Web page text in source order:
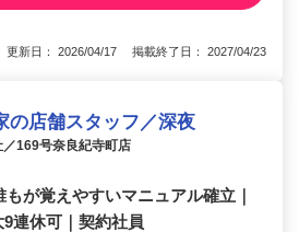
更新日： 2026/04/17 掲載終了日： 2027/04/23
の店舗スタッフ／深夜
169号奈良紀寺町店
もが覚えやすいマニュアル確立｜
連休可｜契約社員